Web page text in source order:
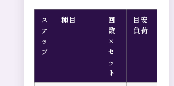
ス
テ
ッ
プ
種目
回
数
×
セ
ッ
ト
目安
負荷